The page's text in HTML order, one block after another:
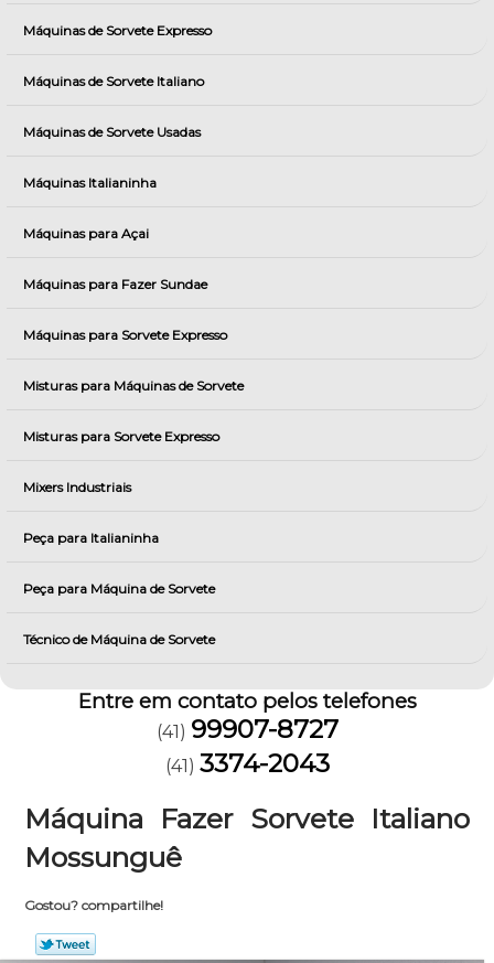
Máquinas de Sorvete Expresso
Máquinas de Sorvete Italiano
Máquinas de Sorvete Usadas
Máquinas Italianinha
Máquinas para Açai
Máquinas para Fazer Sundae
Máquinas para Sorvete Expresso
Misturas para Máquinas de Sorvete
Misturas para Sorvete Expresso
Mixers Industriais
Peça para Italianinha
Peça para Máquina de Sorvete
Técnico de Máquina de Sorvete
Entre em contato pelos telefones
(41) 99907-8727
(41) 3374-2043
Máquina Fazer Sorvete Italiano
Mossunguê
Gostou? compartilhe!